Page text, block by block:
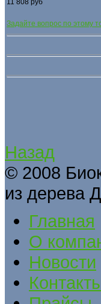
Задайте вопрос по этому
Назад
© 2008
из дерева
Главная
О
Новости